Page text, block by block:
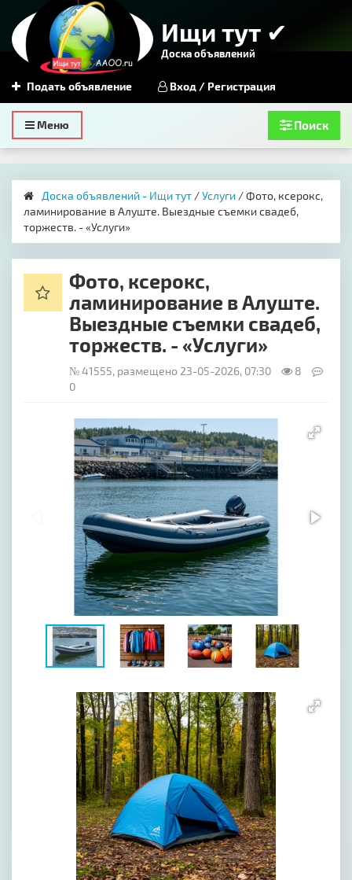
Ищи тут ✔
Доска объявлений
Подать объявление Вход / Регистрация
Toggle
navigation
Меню Поиск
Доска объявлений - Ищи тут /Услуги / ​Фото, ксерокс,
ламинирование в Алуште. Выездные съемки свадеб,
торжеств. - «Услуги»
​Фото, ксерокс,
ламинирование в Алуште.
Выездные съемки свадеб,
торжеств. - «Услуги»
№ 41555, размещено 23-05-2026, 07:30
8
0